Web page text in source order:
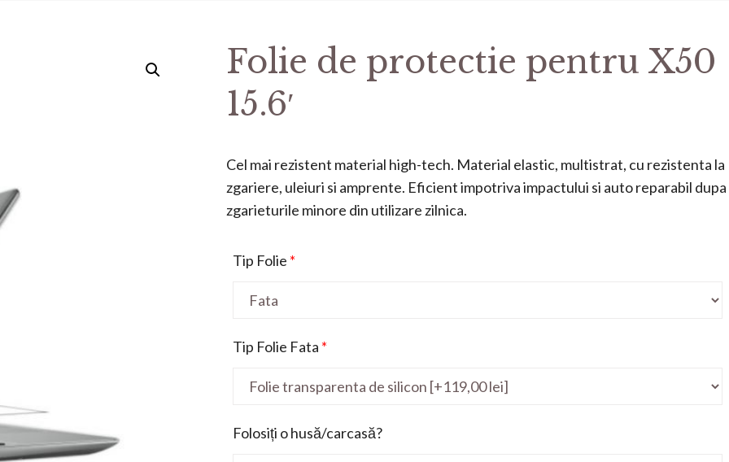
Folie de protectie pentru X50
15.6′
Cel mai rezistent material high-tech. Material elastic, multistrat, cu rezistenta la
zgariere, uleiuri si amprente. Eficient impotriva impactului si auto reparabil dupa
zgarieturile minore din utilizare zilnica.
Tip Folie *
Tip Folie Fata *
Folosiți o husă/carcasă?